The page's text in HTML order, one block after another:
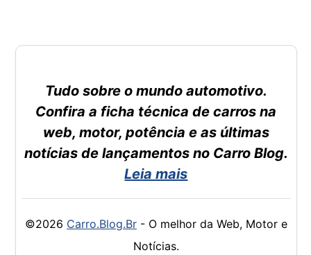
Tudo sobre o mundo automotivo.
Confira a ficha técnica de carros na
web, motor, potência e as últimas
notícias de lançamentos no Carro Blog.
Leia mais
©2026 Carro.Blog.Br- O melhor da Web, Motor e
Notícias.